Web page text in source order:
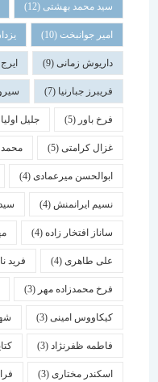
سید محمد بهشتی(12)
امیر جوانبخت(10) یزدان
داریوش زمانی(9) ایرج اعتصام(9)
فریبرز جبارنیا(7) سیروس باور
فرخ باور(5) جلیل اولیاء(5)
غزال کرامتی(5) محمد علی
ابوالحسن میرعمادی(4) ثریا
نسیم ایرانمنش(4) سید حمید
ساناز افتخار زاده(4) مهرداد
علی طاهری(4) فرید نائینی(3)
فرخ محمدزاده مهر(3) امید
کیکاووس امینی(3) شهاب
فاطمه ظفرنژاد(3) کتایون تقی
اسكندر مختاری (3) فرامرز